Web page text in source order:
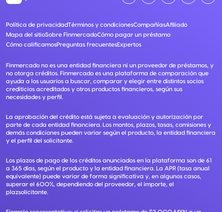
Política de privacidadTérminos y condicionesCompañíasAfiliado
Mapa del sitioSobre FinmercadoCómo pagar un préstamo
Cómo calificamosPreguntas frecuentesExpertos
Finmercado no es una entidad financiera ni un proveedor de préstamos, y
no otorga créditos. Finmercado es una plataforma de comparación que
ayuda a los usuarios a buscar, comparar y elegir entre distintos socios
crediticios acreditados y otros productos financieros, según sus
necesidades y perfil.
La aprobación del crédito está sujeta a evaluación y autorización por
parte de cada entidad financiera. Los montos, plazos, tasas, comisiones y
demás condiciones pueden variar según el producto, la entidad financiera
y el perfil del solicitante.
Los plazos de pago de los créditos anunciados en la plataforma son de 61
a 365 días, según el producto y la entidad financiera. La APR (tasa anual
equivalente) puede variar de forma significativa y, en algunos casos,
superar el 600%, dependiendo del proveedor, el importe, el
plazsolicitante.